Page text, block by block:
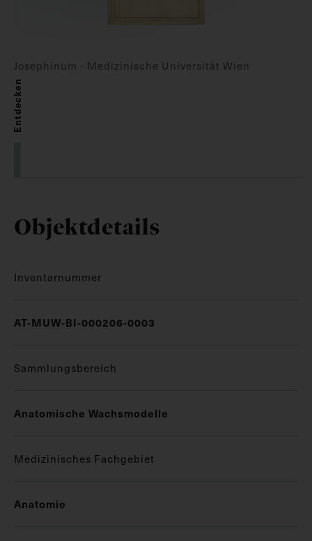
Josephinum - Medizinische Universität Wien
Entdecken
Objektdetails
Inventarnummer
AT-MUW-BI-000206-0003
Sammlungsbereich
Anatomische Wachsmodelle
Medizinisches Fachgebiet
Anatomie